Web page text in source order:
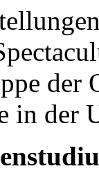
der
in der